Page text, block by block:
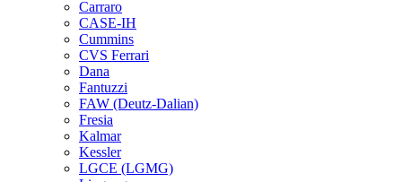
Carraro
CASE-IH
Cummins
CVS Ferrari
Dana
Fantuzzi
FAW (Deutz-Dalian)
Fresia
Kalmar
Kessler
LGCE (LGMG)